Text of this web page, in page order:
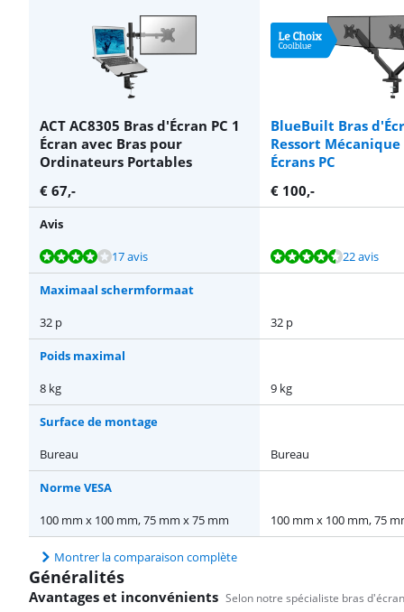
ACT AC8305 Bras d'Écran PC 1
Écran avec Bras pour
Ordinateurs Portables
BlueBuilt Bras
Ressort
Écrans PC
€ 67,- € 100,-
Avis
La note est de 8,4 sur 10, basée sur 17 avis.
17 avis
La note est de 8,5 sur 10, basée sur 22 avis. 22 avis
La note est de 6,6 sur 10, basée sur 7 avis.
La note est de 8,9 sur 10, basée sur 16 avis.
La note est de 9,0 sur 10, basée sur 14 avis.
Maximaal schermformaat
32 p
32 p
Poids maximal
8 kg
9 kg
Surface de montage
Bureau
Bureau
Norme VESA
100 mm x 100 mm, 75 mm x 75 mm
100 mm x 100 mm, 75
Montrer la comparaison complète
Généralités
Avantages et inconvénients Selon notre spécialiste bras